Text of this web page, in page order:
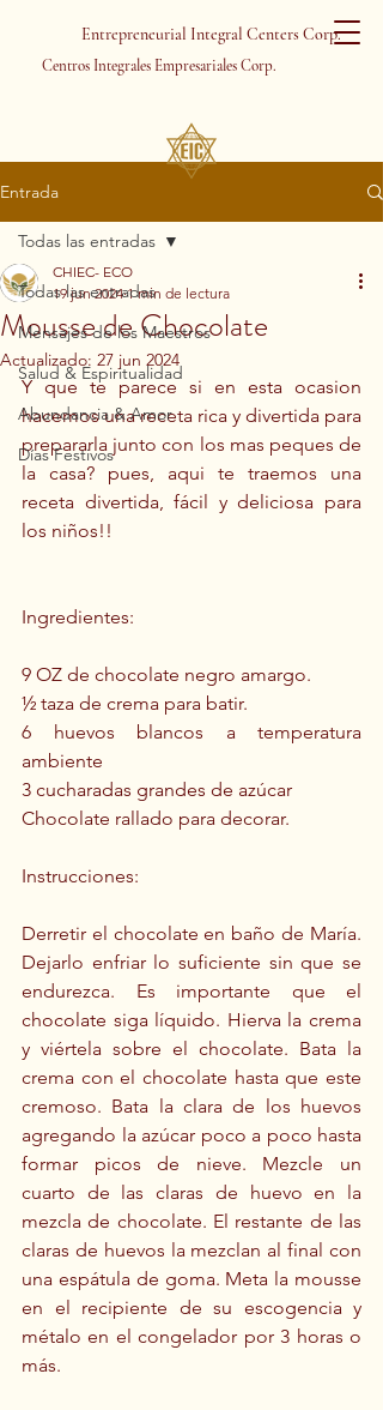
Entrepreneurial Integral Centers Corp.
Centros Integrales Empresariales Corp.
Entrada
Todas las entradas
Mensajes de los Maestros
Salud & Espiritualidad
Abundancia & Amor
Días Festivos
Todas las entradas
Mousse de Chocolate
CHIEC- ECO
19 jun 2024 1 min de lectura
Actualizado: 27 jun 2024
Y que te parece si en esta ocasion
hacemos una receta rica y divertida para
prepararla junto con los mas peques de
la casa? pues, aqui te traemos una
receta divertida, fácil y deliciosa para
los niños!!
Ingredientes:
9 OZ de chocolate negro amargo.
½ taza de crema para batir.
6 huevos blancos a temperatura
ambiente
3 cucharadas grandes de azúcar
Chocolate rallado para decorar.
Instrucciones:
Derretir el chocolate en baño de María.
Dejarlo enfriar lo suficiente sin que se
endurezca. Es importante que el
chocolate siga líquido. Hierva la crema
y viértela sobre el chocolate. Bata la
crema con el chocolate hasta que este
cremoso. Bata la clara de los huevos
agregando la azúcar poco a poco hasta
formar picos de nieve. Mezcle un
cuarto de las claras de huevo en la
mezcla de chocolate. El restante de las
claras de huevos la mezclan al final con
una espátula de goma. Meta la mousse
en el recipiente de su escogencia y
métalo en el congelador por 3 horas o
más.